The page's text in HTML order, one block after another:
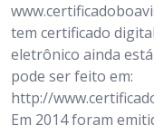
tem certificado
eletrônico ainda
pode ser feito em:
http://
Em 2014 foram